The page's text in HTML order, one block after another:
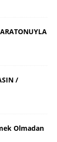
/
Olmadan